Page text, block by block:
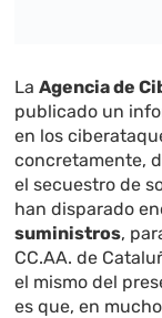
LaAgencia de
publicado un
en los
concretamente,
el secuestro de
han disparado
suministros,
CC.AA. de
el mismo del
es que, en